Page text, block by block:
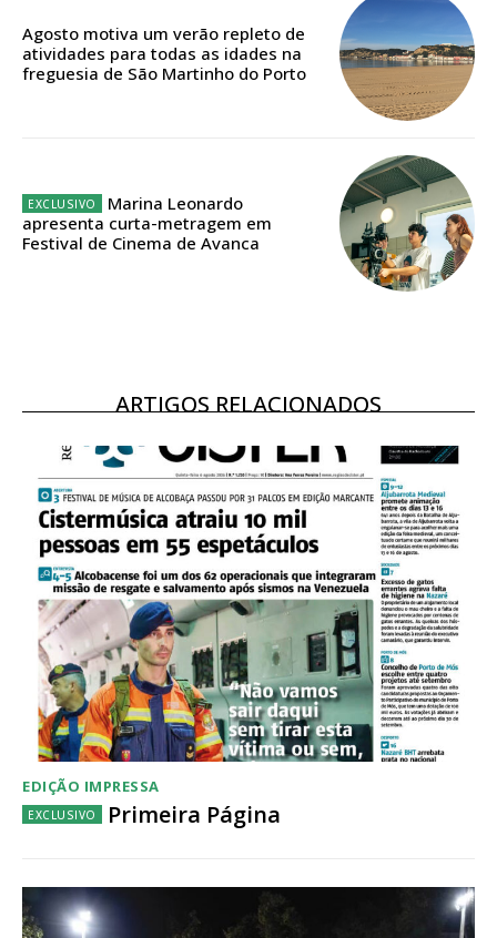
ASSINATURA
DIGITAL ANUAL
16€
Acesso ao conteúdo online
Acesso aos conteúdos Exclusivos para
Agosto motiva um verão repleto de
atividades para todas as idades na
freguesia de São Martinho do Porto
Marina Leonardo
apresenta curta-metragem em
Festival de Cinema de Avanca
ARTIGOS RELACIONADOS
EDIÇÃO IMPRESSA
Primeira Página